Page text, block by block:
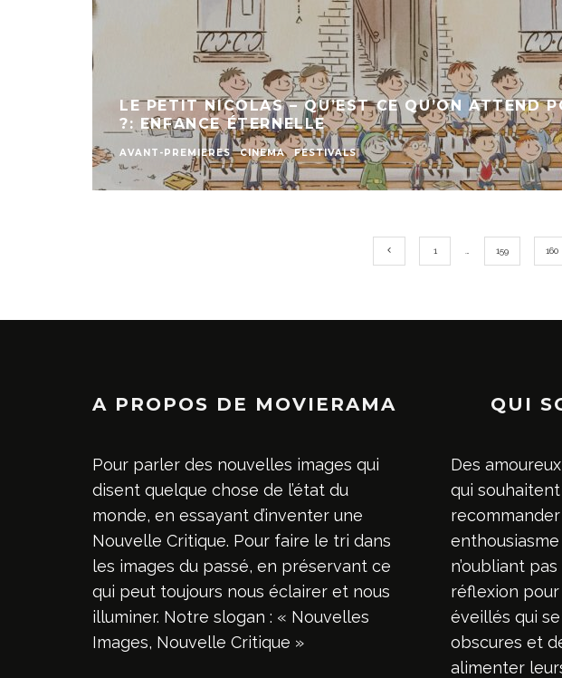
LE PETIT NICOLAS – QU’EST CE QU’ON ATTEND
?: ENFANCE ÉTERNELLE
AVANT-PREMIERES CINEMA FESTIVALS
1 159 160
A PROPOS DE MOVIERAMA
Pour parler des nouvelles images qui
disent quelque chose de l’état du
monde, en essayant d’inventer une
Nouvelle Critique. Pour faire le tri dans
les images du passé, en préservant ce
qui peut toujours nous éclairer et nous
illuminer. Notre slogan : « Nouvelles
Images, Nouvelle Critique »
QUI
Des
qui
n’oubliant
réflexion pour
éveillés qui
obscures et
alimenter